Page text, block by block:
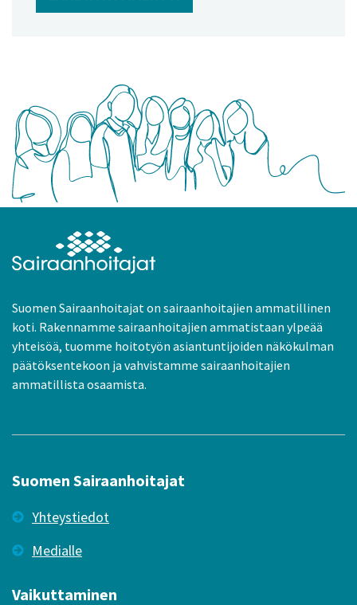
Suomen Sairaanhoitajat on sairaanhoitajien ammatillinen
koti. Rakennamme sairaanhoitajien ammatistaan ylpeää
yhteisöä, tuomme hoitotyön asiantuntijoiden näkökulman
päätöksentekoon ja vahvistamme sairaanhoitajien
ammatillista osaamista.
Suomen Sairaanhoitajat
Yhteystiedot
Medialle
Vaikuttaminen